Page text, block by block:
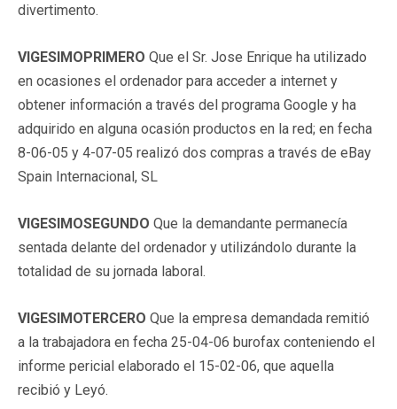
divertimento.
VIGESIMOPRIMERO Que el Sr. Jose Enrique ha utilizado
en ocasiones el ordenador para acceder a internet y
obtener información a través del programa Google y ha
adquirido en alguna ocasión productos en la red; en fecha
8-06-05 y 4-07-05 realizó dos compras a través de eBay
Spain Internacional, SL
VIGESIMOSEGUNDO Que la demandante permanecía
sentada delante del ordenador y utilizándolo durante la
totalidad de su jornada laboral.
VIGESIMOTERCERO Que la empresa demandada remitió
a la trabajadora en fecha 25-04-06 burofax conteniendo el
informe pericial elaborado el 15-02-06, que aquella
recibió y Leyó.